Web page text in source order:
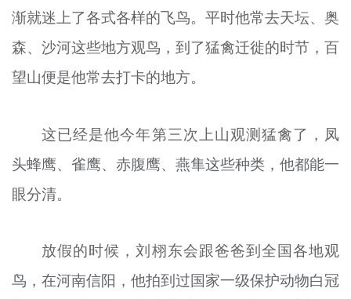
渐就迷上了各式各样的飞鸟。平时他常去天坛、奥
森、沙河这些地方观鸟，到了猛禽迁徙的时节，百
望山便是他常去打卡的地方。
这已经是他今年第三次上山观测猛禽了，凤
头蜂鹰、雀鹰、赤腹鹰、燕隼这些种类，他都能一
眼分清。
放假的时候，刘栩东会跟爸爸到全国各地观
鸟，在河南信阳，他拍到过国家一级保护动物白冠